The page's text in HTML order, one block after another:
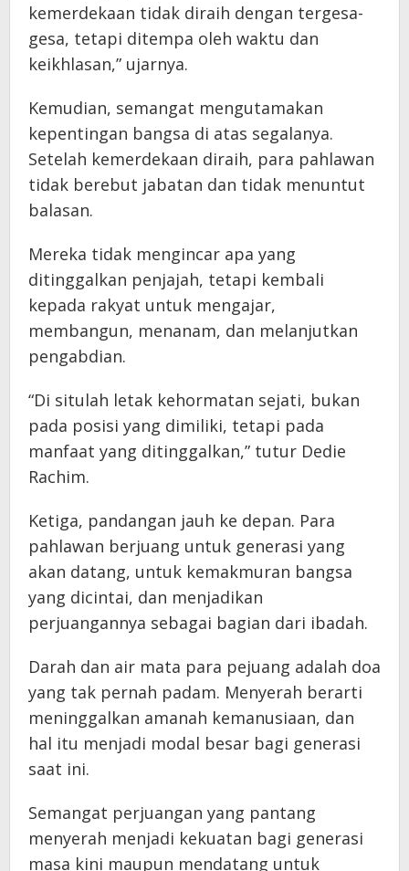
kemerdekaan tidak diraih dengan tergesa-
gesa, tetapi ditempa oleh waktu dan
keikhlasan,” ujarnya.
Kemudian, semangat mengutamakan
kepentingan bangsa di atas segalanya.
Setelah kemerdekaan diraih, para pahlawan
tidak berebut jabatan dan tidak menuntut
balasan.
Mereka tidak mengincar apa yang
ditinggalkan penjajah, tetapi kembali
kepada rakyat untuk mengajar,
membangun, menanam, dan melanjutkan
pengabdian.
“Di situlah letak kehormatan sejati, bukan
pada posisi yang dimiliki, tetapi pada
manfaat yang ditinggalkan,” tutur Dedie
Rachim.
Ketiga, pandangan jauh ke depan. Para
pahlawan berjuang untuk generasi yang
akan datang, untuk kemakmuran bangsa
yang dicintai, dan menjadikan
perjuangannya sebagai bagian dari ibadah.
Darah dan air mata para pejuang adalah doa
yang tak pernah padam. Menyerah berarti
meninggalkan amanah kemanusiaan, dan
hal itu menjadi modal besar bagi generasi
saat ini.
Semangat perjuangan yang pantang
menyerah menjadi kekuatan bagi generasi
masa kini maupun mendatang untuk